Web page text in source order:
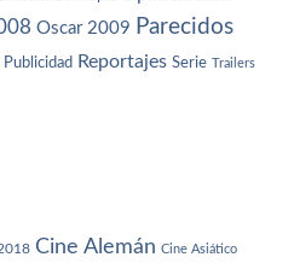
Oscar 2009 Parecidos
Publicidad Reportajes Serie Trailers
Cine Alemán Cine Asiático